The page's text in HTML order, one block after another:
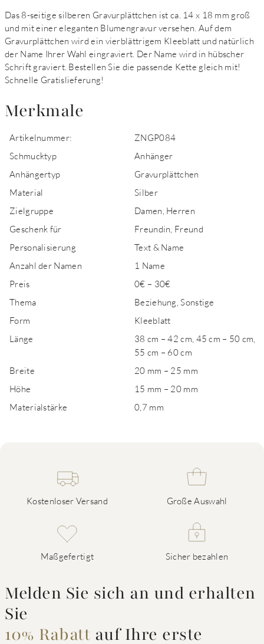
Das 8-seitige silberen Gravurplättchen ist ca. 14 x 18 mm groß
und mit einer eleganten Blumengravur versehen. Auf dem
Gravurplättchen wird ein vierblättrigem Kleeblatt und natürlich
der Name Ihrer Wahl eingraviert. Der Name wird in hübscher
Schrift graviert. Bestellen Sie die passende Kette gleich mit!
Schnelle Gratislieferung!
Merkmale
Artikelnummer:
ZNGP084
Schmucktyp
Anhänger
Anhängertyp
Gravurplättchen
Material
Silber
Zielgruppe
Damen, Herren
Geschenk für
Freundin, Freund
Personalisierung
Text & Name
Anzahl der Namen
1 Name
Preis
0€ – 30€
Thema
Beziehung, Sonstige
Form
Kleeblatt
Länge
38 cm – 42 cm, 45 cm – 50 cm,
55 cm – 60 cm
Breite
20 mm – 25 mm
Höhe
15 mm – 20 mm
Materialstärke
0,7 mm
Kostenloser Versand Große Auswahl
Maßgefertigt Sicher bezahlen
Melden Sie sich an und erhalten
Sie
10% Rabatt auf Ihre erste